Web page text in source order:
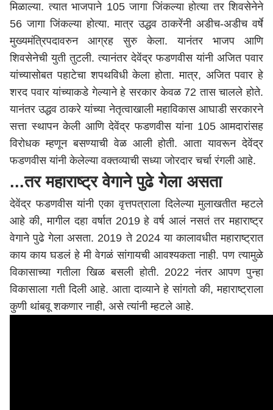
मिळाल्या. त्यात भाजपाने 105 जागा जिंकल्या होत्या तर शिवसेनेने
56 जागा जिंकल्या होत्या. मात्र उद्धव ठाकरेंनी अडीच-अडीच वर्षे
मुख्यमंत्रिपदावरुन आग्रह सुरु केला. यानंतर भाजप आणि
शिवसेनेची युती तुटली. त्यानंतर देवेंद्र फडणवीस यांनी अजित पवार
यांच्यासोबत पहाटेचा शपथविधी केला होता. मात्र, अजित पवार हे
शरद पवार यांच्याकडे गेल्याने हे सरकार केवळ 72 तास चालले होते.
यानंतर उद्धव ठाकरे यांच्या नेतृत्वाखाली महाविकास आघाडी सरकारने
सत्ता स्थापन केली आणि देवेंद्र फडणवीस यांना 105 आमदारांसह
विरोधक म्हणून बसण्याची वेळ आली होती. आता यावरून देवेंद्र
फडणवीस यांनी केलेल्या वक्तव्याची सध्या जोरदार चर्चा रंगली आहे.
...तर महाराष्ट्र वेगाने पुढे गेला असता
देवेंद्र फडणवीस यांनी एका वृत्तपत्राला दिलेल्या मुलाखतीत म्हटले
आहे की, मागील दहा वर्षात 2019 हे वर्ष आलं नसतं तर महाराष्ट्र
वेगाने पुढे गेला असता. 2019 ते 2024 या कालावधीत महाराष्ट्रात
काय काय घडलं हे मी वेगळं सांगायची आवश्यकता नाही. पण त्यामुळे
विकासाच्या गतीला खिळ बसली होती. 2022 नंतर आपण पुन्हा
विकासाला गती दिली आहे. आता दाव्याने हे सांगतो की,महाराष्ट्राला
कुणी थांबवू शकणार नाही, असे त्यांनी म्हटले आहे.